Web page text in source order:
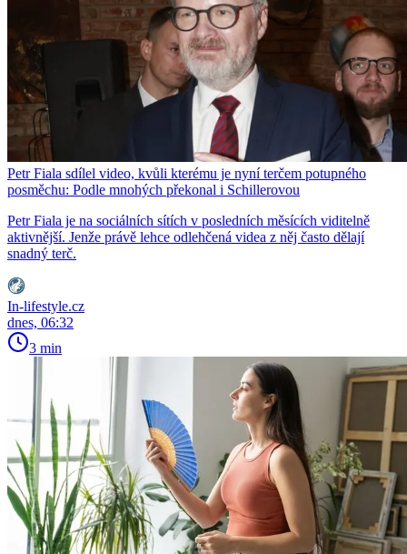
Petr Fiala sdílel video, kvůli kterému je nyní terčem potupného
posměchu: Podle mnohých překonal i Schillerovou
Petr Fiala je na sociálních sítích v posledních měsících viditelně
aktivnější. Jenže právě lehce odlehčená videa z něj často dělají
snadný terč.
In-lifestyle.cz
dnes, 06:32
3 min